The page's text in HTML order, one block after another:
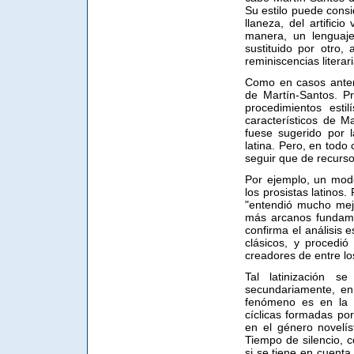
Su estilo puede
llaneza, del artificio
manera, un
sustituido por otro,
reminiscencias
Como en casos
de Martín-Santos.
procedimientos
característicos de
fuese sugerido por
latina. Pero, en todo
seguir que de
Por ejemplo, un
los prosistas latinos.
"entendió mucho
más arcanos
confirma el análisis
clásicos, y
creadores de entre
Tal latinización
secundariamente,
fenómeno es en la
cíclicas formadas
en el género
Tiempo de silencio,